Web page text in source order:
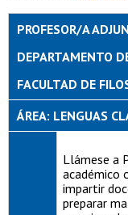
PROFESOR/A
DEPARTAMENTO
FACULTAD DE
ÁREA: LENGUAS
Llámese a
académico
impartir
preparar